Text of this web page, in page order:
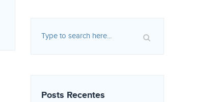
Posts Recentes